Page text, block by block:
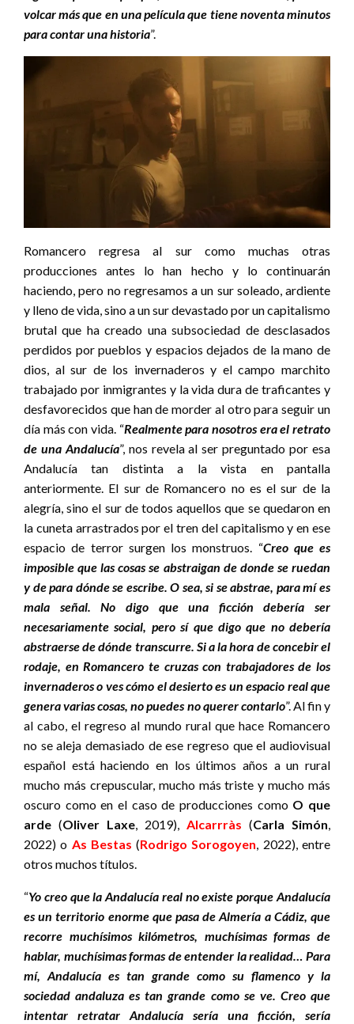
volcar más que en una película que tiene noventa minutos
para contar una historia”.
Romancero regresa al sur como muchas otras
producciones antes lo han hecho y lo continuarán
haciendo, pero no regresamos a un sur soleado, ardiente
y lleno de vida, sino a un sur devastado por un capitalismo
brutal que ha creado una subsociedad de desclasados
perdidos por pueblos y espacios dejados de la mano de
dios, al sur de los invernaderos y el campo marchito
trabajado por inmigrantes y la vida dura de traficantes y
desfavorecidos que han de morder al otro para seguir un
día más con vida. “Realmente para nosotros era el retrato
de una Andalucía”, nos revela al ser preguntado por esa
Andalucía tan distinta a la vista en pantalla
anteriormente. El sur de Romancero no es el sur de la
alegría, sino el sur de todos aquellos que se quedaron en
la cuneta arrastrados por el tren del capitalismo y en ese
espacio de terror surgen los monstruos. “Creo que es
imposible que las cosas se abstraigan de donde se ruedan
y de para dónde se escribe. O sea, si se abstrae, para mí es
mala señal. No digo que una ficción debería ser
necesariamente social, pero sí que digo que no debería
abstraerse de dónde transcurre. Si a la hora de concebir el
rodaje, en Romancero te cruzas con trabajadores de los
invernaderos o ves cómo el desierto es un espacio real que
genera varias cosas, no puedes no querer contarlo”. Al fin y
al cabo, el regreso al mundo rural que hace Romancero
no se aleja demasiado de ese regreso que el audiovisual
español está haciendo en los últimos años a un rural
mucho más crepuscular, mucho más triste y mucho más
oscuro como en el caso de producciones como O que
arde (Oliver Laxe, 2019), Alcarrràs (Carla Simón,
2022) o As Bestas (Rodrigo Sorogoyen, 2022), entre
otros muchos títulos.
“Yo creo que la Andalucía real no existe porque Andalucía
es un territorio enorme que pasa de Almería a Cádiz, que
recorre muchísimos kilómetros, muchísimas formas de
hablar, muchísimas formas de entender la realidad… Para
mí, Andalucía es tan grande como su flamenco y la
sociedad andaluza es tan grande como se ve. Creo que
intentar retratar Andalucía sería una ficción, sería